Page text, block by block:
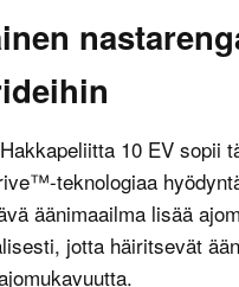
10 EV sopii
teknologiaa
äänimaailma lisää
jotta häiritsevät